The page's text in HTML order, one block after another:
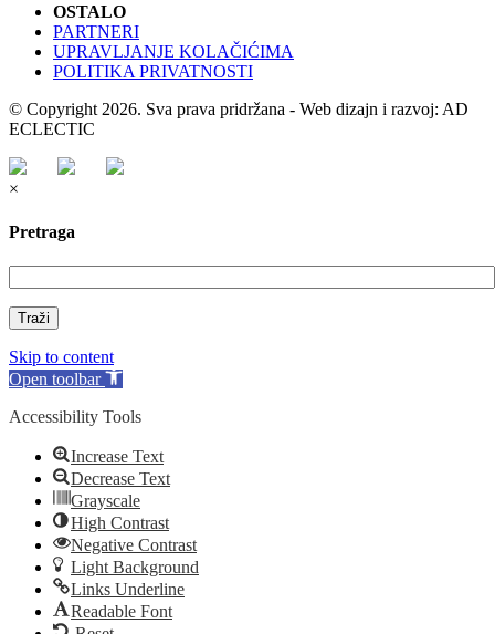
OSTALO
PARTNERI
UPRAVLJANJE KOLAČIĆIMA
POLITIKA PRIVATNOSTI
© Copyright 2026. Sva prava pridržana - Web dizajn i razvoj: AD
ECLECTIC
×
Pretraga
Traži
Skip to content
Open toolbar
Accessibility Tools
Increase Text
Decrease Text
Grayscale
High Contrast
Negative Contrast
Light Background
Links Underline
Readable Font